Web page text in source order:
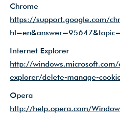
Chrome
https://support.google.com/
Internet Explorer
http://
explorer/delete-manage-
Opera
http://help.opera.com/